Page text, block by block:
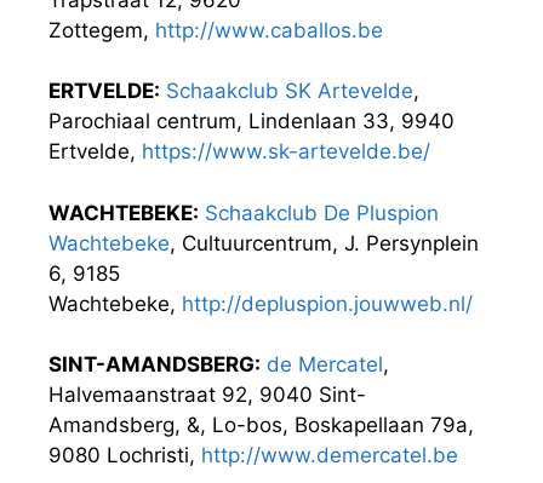
Zottegem, http://www.caballos.be
ERTVELDE: Schaakclub SK Artevelde,
Parochiaal centrum, Lindenlaan 33, 9940
Ertvelde, https://www.sk-artevelde.be/
WACHTEBEKE: Schaakclub De Pluspion
Wachtebeke, Cultuurcentrum, J. Persynplein
6, 9185
Wachtebeke, http://depluspion.jouwweb.nl/
SINT-AMANDSBERG: de Mercatel,
Halvemaanstraat 92, 9040 Sint-
Amandsberg, &, Lo-bos, Boskapellaan 79a,
9080 Lochristi, http://www.demercatel.be